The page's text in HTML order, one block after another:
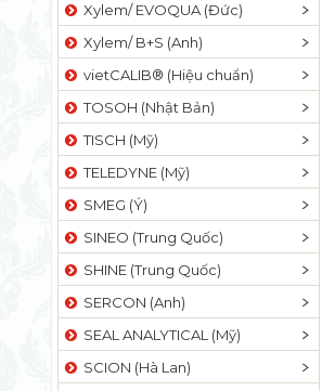
Xylem/ EVOQUA (Đức)
Xylem/ B+S (Anh)
vietCALIB® (Hiệu chuẩn)
TOSOH (Nhật Bản)
TISCH (Mỹ)
TELEDYNE (Mỹ)
SMEG (Ý)
SINEO (Trung Quốc)
SHINE (Trung Quốc)
SERCON (Anh)
SEAL ANALYTICAL (Mỹ)
SCION (Hà Lan)